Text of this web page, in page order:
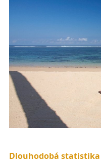
Dlouhodobá statistika